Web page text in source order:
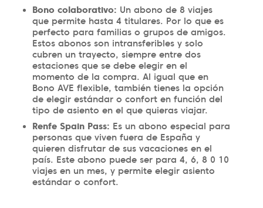
Bono colaborativo: Un abono de 8 viajes
que permite hasta 4 titulares. Por lo que es
perfecto para familias o grupos de amigos.
Estos abonos son intransferibles y solo
cubren un trayecto, siempre entre dos
estaciones que se debe elegir en el
momento de la compra. Al igual que en
Bono AVE flexible, también tienes la opción
de elegir estándar o confort en función del
tipo de asiento en el que quieras viajar.
Renfe Spain Pass: Es un abono especial para
personas que viven fuera de España y
quieren disfrutar de sus vacaciones en el
país. Este abono puede ser para 4, 6, 8 0 10
viajes en un mes, y permite elegir asiento
estándar o confort.